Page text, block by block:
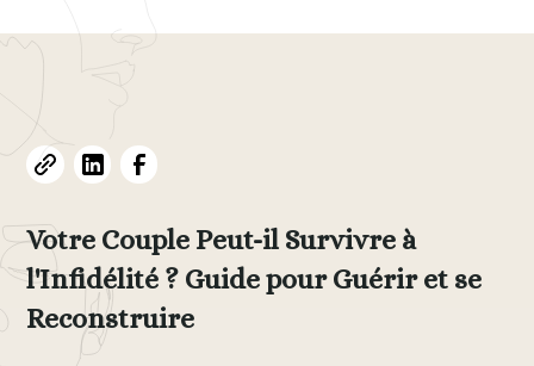
Votre Couple Peut-il Survivre à
l'Infidélité ? Guide pour Guérir et se
Reconstruire